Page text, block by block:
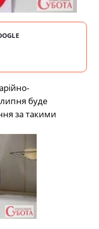
буде
за такими